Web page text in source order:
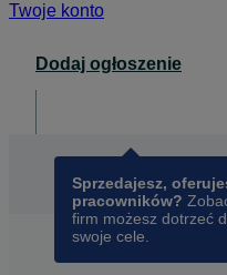
Twoje konto
Dodaj ogłoszenie
Sprzedajesz,
pracowników?
firm możesz dotrzeć
swoje cele.